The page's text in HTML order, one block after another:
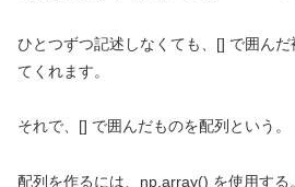
ひとつずつ記述しなくても、[] で囲ん
てくれます。
それで、[] で囲んだものを配列という。
配列を作るには、np.array() を使用する。